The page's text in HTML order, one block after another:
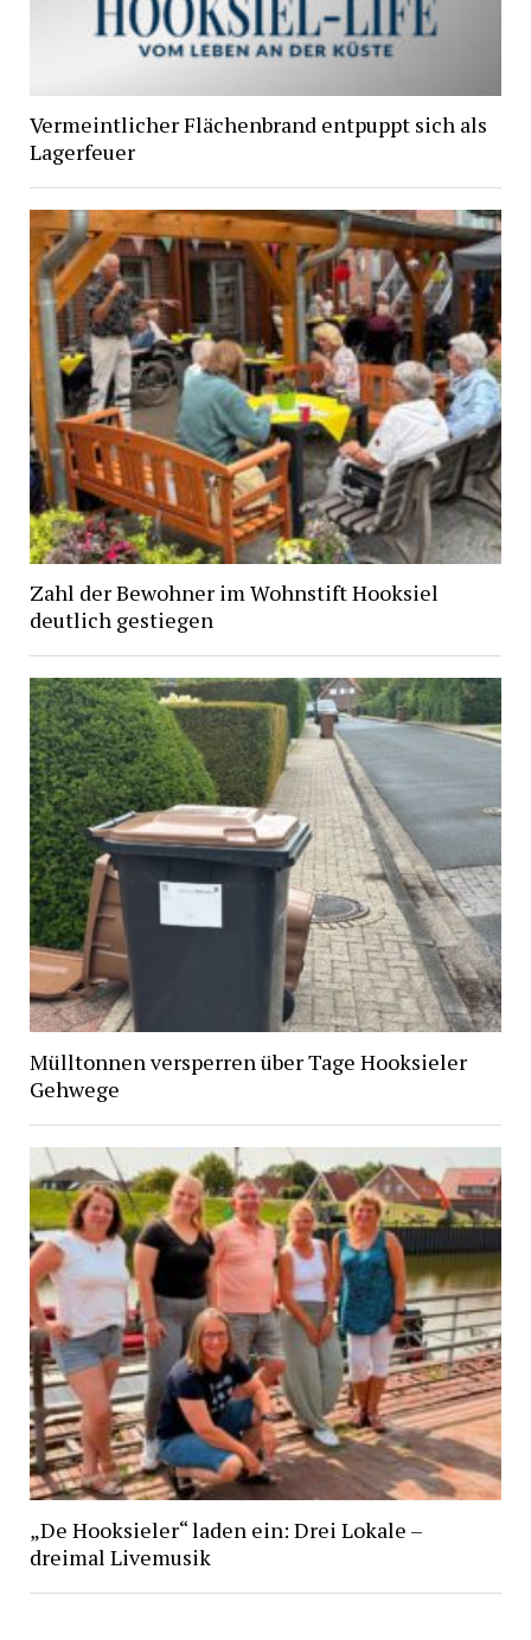
Vermeintlicher Flächenbrand entpuppt sich als
Lagerfeuer
Zahl der Bewohner im Wohnstift Hooksiel
deutlich gestiegen
Mülltonnen versperren über Tage Hooksieler
Gehwege
„De Hooksieler“ laden ein: Drei Lokale –
dreimal Livemusik